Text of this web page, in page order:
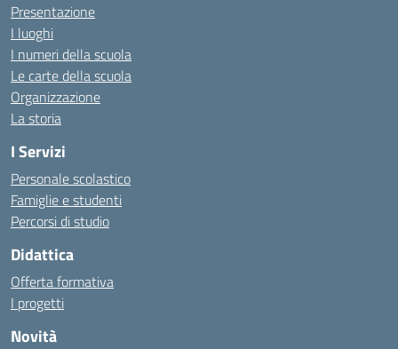
Presentazione
I luoghi
I numeri della scuola
Le carte della scuola
Organizzazione
La storia
I Servizi
Personale scolastico
Famiglie e studenti
Percorsi di studio
Didattica
Offerta formativa
I progetti
Novità